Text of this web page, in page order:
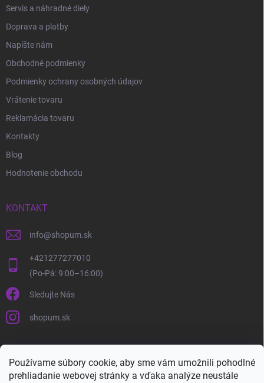
Používame súbory cookie, aby sme vám umožnili pohodlné
prehliadanie webovej stránky a vďaka analýze neustále
Servis a náhradné diely
Doprava a platby
Napíšte nám
Obchodné podmienky
Podmienky ochrany osobných údajov
Vrátenie tovaru
Reklamácia tovaru
Kontakty
Blog
Hodnotenie obchodu
KONTAKT
info@shopum.sk
+421277277010
Sledujte Nás
shopum.sk